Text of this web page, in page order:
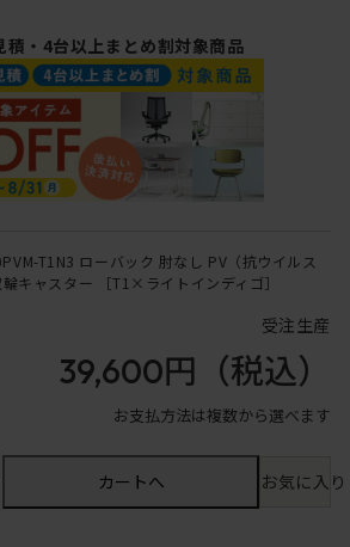
・4台以上まとめ割対象商品
T1N3 ローバック 肘なし PV（抗ウイルス
キャスター ［T1×ライトインディゴ］
受注生産
39,600円 （税込）
お支払方法は複数から選べます
カートへ お気に入